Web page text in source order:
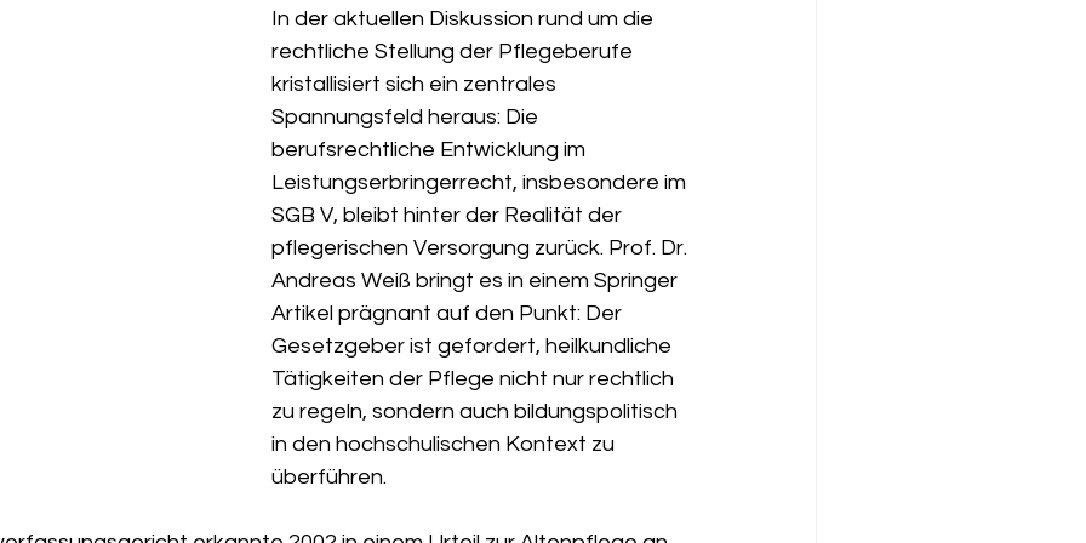
In der aktuellen Diskussion rund um die
rechtliche Stellung der Pflegeberufe
kristallisiert sich ein zentrales
Spannungsfeld heraus: Die
berufsrechtliche Entwicklung im
Leistungserbringerrecht, insbesondere im
SGB V, bleibt hinter der Realität der
pflegerischen Versorgung zurück. Prof. Dr.
Andreas Weiß bringt es in einem Springer
Artikel prägnant auf den Punkt: Der
Gesetzgeber ist gefordert, heilkundliche
Tätigkeiten der Pflege nicht nur rechtlich
zu regeln, sondern auch bildungspolitisch
in den hochschulischen Kontext zu
überführen.